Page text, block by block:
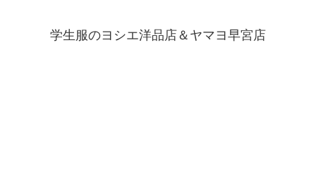
学生服のヨシエ洋品店＆ヤマヨ早宮店